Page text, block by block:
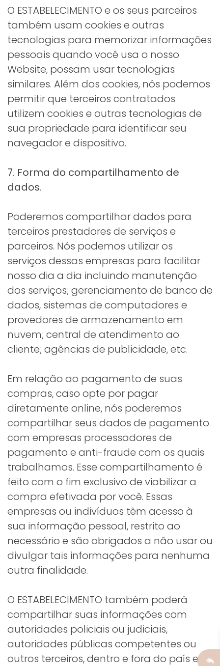
O ESTABELECIMENTO e os seus parceiros
também usam cookies e outras
tecnologias para memorizar informações
pessoais quando você usa o nosso
Website, possam usar tecnologias
similares. Além dos cookies, nós podemos
permitir que terceiros contratados
utilizem cookies e outras tecnologias de
sua propriedade para identificar seu
navegador e dispositivo.
7. Forma do compartilhamento de
dados.
Poderemos compartilhar dados para
terceiros prestadores de serviços e
parceiros. Nós podemos utilizar os
serviços dessas empresas para facilitar
nosso dia a dia incluindo manutenção
dos serviços; gerenciamento de banco de
dados, sistemas de computadores e
provedores de armazenamento em
nuvem; central de atendimento ao
cliente; agências de publicidade, etc.
Em relação ao pagamento de suas
compras, caso opte por pagar
diretamente online, nós poderemos
compartilhar seus dados de pagamento
com empresas processadores de
pagamento e anti-fraude com os quais
trabalhamos. Esse compartilhamento é
feito com o fim exclusivo de viabilizar a
compra efetivada por você. Essas
empresas ou indivíduos têm acesso à
sua informação pessoal, restrito ao
necessário e são obrigados a não usar ou
divulgar tais informações para nenhuma
outra finalidade.
O ESTABELECIMENTO também poderá
compartilhar suas informações com
autoridades policiais ou judiciais,
autoridades públicas competentes ou
outros terceiros, dentro e fora do país em